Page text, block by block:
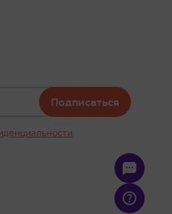
Подписаться